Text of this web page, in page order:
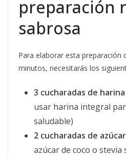
preparación
sabrosa
Para elaborar esta preparación
minutos, necesitarás los
3 cucharadas de
usar harina integral
saludable)
2 cucharadas de azúcar
azúcar de coco o stevia